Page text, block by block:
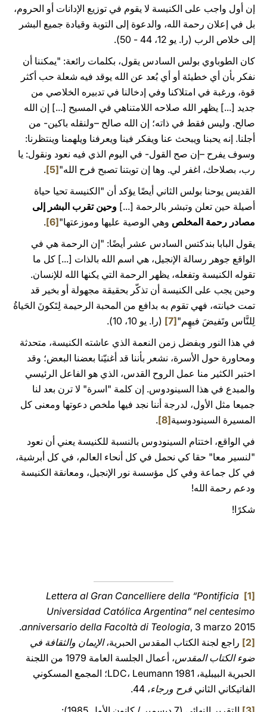
إن أول واجب على الكنيسة لا يقوم في توزيع الإدانات أو الحروم،
بل في إعلان رحمة الله، والدعوة إلى التوبة وقيادة جميع البشر
إلى خلاص الرب (را. يو 12، 44 - 50).
كان الطوباوي بولس السادس يقول، بكلمات رائعة: "يمكننا أن
نفكر بأن أي خطيئة أو أي بُعد عن الله يوقد فيه شعلة حب أكثر
قوة، ورغبة في امتلاكنا وفي إدخالنا في تدبيره الخلاصي من
جديد [...] يظهر الله صلاحه اللامتناهي في المسيح [...] إن الله
صالح. وليس فقط في ذاته؛ إن الله صالح –ولنقله باكين- من
أجلنا. إنه يحبنا ويبحث عنا ويفكر فينا ويعرفنا ويلهمنا وينتظرنا:
وسوف يفرح –إن صح القول- في اليوم الذي فيه نعود ونقول: يا
رب، بصلاحك، اغفر لي. وها إن توبتنا تصبح فرح الله"[5]
.
القديس يوحنا بولس الثاني أيضًا يؤكد أن "الكنيسة تحيا حياة
أصيلة حين تعلن وتبشر بالرحمة [...] وحين تقرب البشر إلى
مصادر رحمة المخلص وهي الوصية عليها وموزعتها"[6]
.
يقول البابا بندكتس السادس عشر أيضًا: "إن الرحمة هي في
الواقع جوهر رسالة الإنجيل، هي اسم الله بالذات [...] كل ما
تقوله الكنيسة وتفعله، يظهر الرحمة التي يكنها الله للإنسان.
وحين يجب على الكنيسة أن تذكّر بحقيقة مجهولة أو بخير قد
تمت خيانته، فهي تقوم به بدافع من المحبة الرحيمة لِتَكونَ الحَياةُ
لِلنَّاس وتَفيضَ فيهِم"[7]
(را. يو 10، 10).
في هذا النور وبفضل زمن النعمة الذي عاشته الكنيسة، متحدثة
ومحاورة حول الأسرة، نشعر بأننا قد أغنيّنا بعضنا البعض؛ وقد
اختبر الكثير منا عمل الروح القدس، الذي هو الفاعل الرئيسي
والمبدع في هذا السينودوس. إن كلمة "اسرة" لا ترن بعد لنا
جميعا مثل الأول، لدرجة أننا نجد فيها ملخص دعوتها ومعنى كل
المسيرة السينودوسية[8]
.
في الواقع، اختتام السينودوس بالنسبة للكنيسة يعني أن نعود
"لنسير معا" حقا كي نحمل في كل أنحاء العالم، في كل أبرشية،
في كل جماعة وفي كل مؤسسة نور الإنجيل، ومعانقة الكنيسة
ودعم رحمة الله!
شكرًا!
[1]
Lettera al Gran Cancelliere della “Pontificia
Universidad Católica Argentina” nel centesimo
anniversario della Facoltà di Teologia, 3 marzo 2015.
[2]
راجع لجنة الكتاب المقدس الحبرية،الإيمان والثقافة في
ضوء الكتاب المقدس
، أعمال الجلسة العامة 1979 من اللجنة
الحبرية البيبلية، LDC، Leumann 1981؛ المجمع المسكوني
الفاتيكاني الثاني فرح ورجاء، 44.